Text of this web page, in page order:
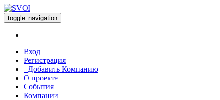
toggle_navigation
Вход
Регистрация
+Добавить Компанию
О проекте
События
Компании